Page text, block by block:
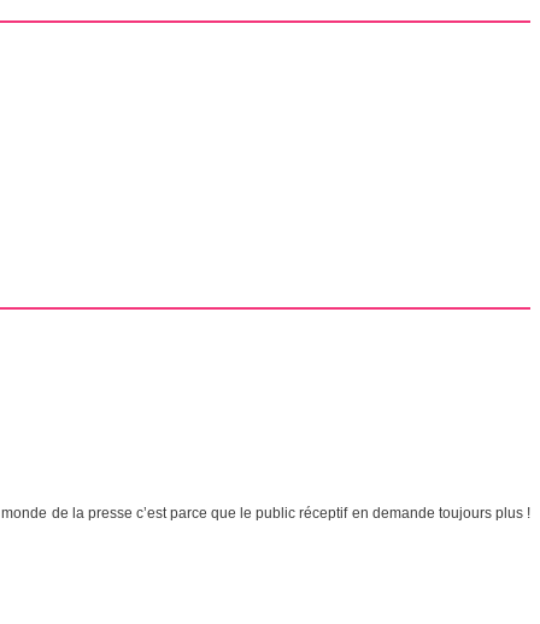
de la presse c’est parce que le public réceptif en demande toujours plus !